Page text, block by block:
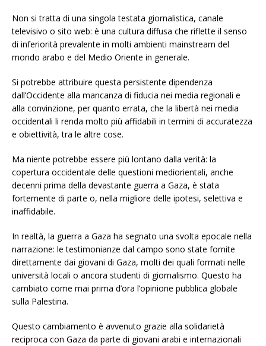
Non si tratta di una singola testata giornalistica, canale
televisivo o sito web: è una cultura diffusa che riflette il senso
di inferiorità prevalente in molti ambienti mainstream del
mondo arabo e del Medio Oriente in generale.
Si potrebbe attribuire questa persistente dipendenza
dall’Occidente alla mancanza di fiducia nei media regionali e
alla convinzione, per quanto errata, che la libertà nei media
occidentali li renda molto più affidabili in termini di accuratezza
e obiettività, tra le altre cose.
Ma niente potrebbe essere più lontano dalla verità: la
copertura occidentale delle questioni mediorientali, anche
decenni prima della devastante guerra a Gaza, è stata
fortemente di parte o, nella migliore delle ipotesi, selettiva e
inaffidabile.
In realtà, la guerra a Gaza ha segnato una svolta epocale nella
narrazione: le testimonianze dal campo sono state fornite
direttamente dai giovani di Gaza, molti dei quali formati nelle
università locali o ancora studenti di giornalismo. Questo ha
cambiato come mai prima d’ora l’opinione pubblica globale
sulla Palestina.
Questo cambiamento è avvenuto grazie alla solidarietà
reciproca con Gaza da parte di giovani arabi e internazionali